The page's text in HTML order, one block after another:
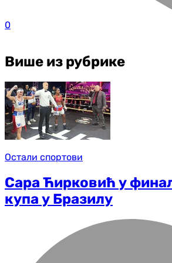
0
Више из рубрике
Остали спортови
Сара Ћирковић у
купа у Бразилу